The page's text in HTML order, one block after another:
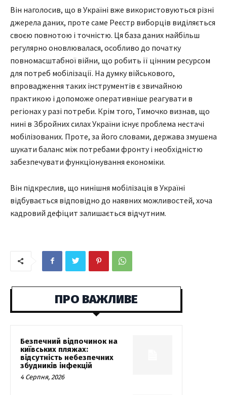
Він наголосив, що в Україні вже використовуються різні
джерела даних, проте саме Реєстр виборців виділяється
своєю повнотою і точністю. Ця база даних найбільш
регулярно оновлювалася, особливо до початку
повномасштабної війни, що робить її цінним ресурсом
для потреб мобілізації. На думку військового,
впровадження таких інструментів є звичайною
практикою і допоможе оперативніше реагувати в
регіонах у разі потреби. Крім того, Тимочко визнав, що
нині в Збройних силах України існує проблема нестачі
мобілізованих. Проте, за його словами, держава змушена
шукати баланс між потребами фронту і необхідністю
забезпечувати функціонування економіки.
Він підкреслив, що нинішня мобілізація в Україні
відбувається відповідно до наявних можливостей, хоча
кадровий дефіцит залишається відчутним.
ПРО ВАЖЛИВЕ
Безпечний відпочинок на
київських пляжах:
відсутність небезпечних
збудників інфекцій
4 Серпня, 2026